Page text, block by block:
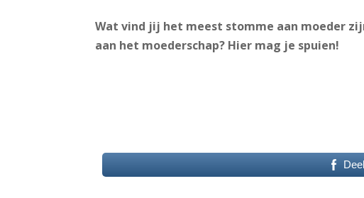
Wat vind jij het meest stomme aan moeder
aan het moederschap? Hier mag je spuien!